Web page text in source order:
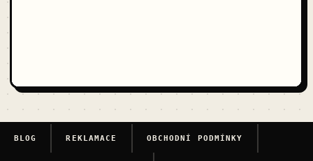
BLOG REKLAMACE OBCHODNÍ PODMÍNKY